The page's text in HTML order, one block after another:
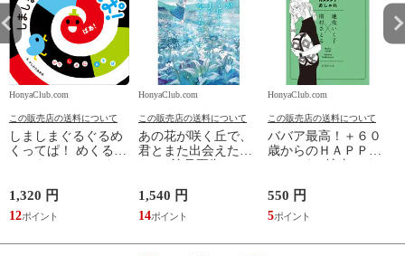
HonyaClub.com
この販売店の送料について
しましまぐるぐるめ
くってぱ！ めくるし
1,320 円
12
HonyaClub.com
この販売店の送料について
あの花が咲く丘で、
君とまた出会えた
1,540 円
14
HonyaClub.com
この販売店の送料について
ババア最高！＋６０
歳からのＨＡＰＰＹ
550 円
5